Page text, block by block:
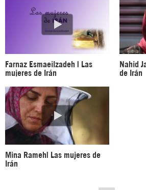
Farnaz Esmaeilzadeh | Las
mujeres de Irán
Nahid
de Irán
Mina Rameh| Las mujeres de
Irán